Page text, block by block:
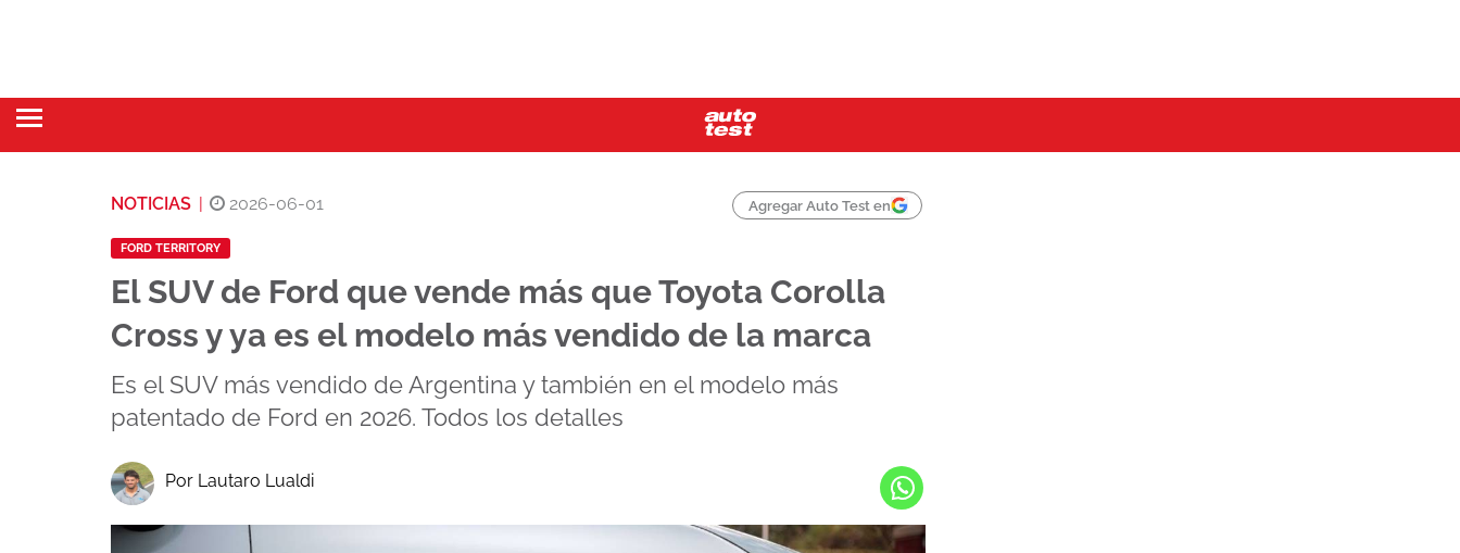
NOTICIAS 2026-06-01 Agregar Auto Test en
FORD TERRITORY
El SUV de Ford que vende más que Toyota Corolla
Cross y ya es el modelo más vendido de la marca
Es el SUV más vendido de Argentina y también en el modelo más
patentado de Ford en 2026. Todos los detalles
Por Lautaro Lualdi